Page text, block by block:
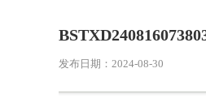
发布日期：2024-08-30